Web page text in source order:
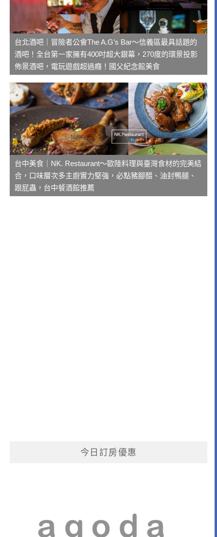
台北酒吧｜冒險者公會The A.G’s Bar～信義區最具話題的
酒吧！全台第一家擁有400吋超大銀幕，270度的環景投影
佈景酒吧，電玩遊戲超過癮！國父紀念館美食
台中美食｜NK. Restaurant～歐陸料理與臺灣食材的完美結
合，口味層次多主廚實力堅強，必點豬腳醋、油封鴨腿、
跟屁蟲，台中餐酒館推薦
今日訂房優惠